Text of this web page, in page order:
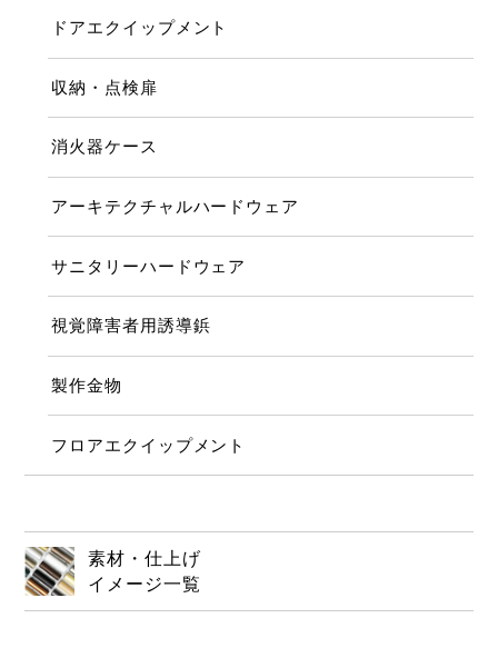
ドアエクイップメント
収納・点検扉
消火器ケース
アーキテクチャルハードウェア
サニタリーハードウェア
視覚障害者用誘導鋲
製作金物
フロアエクイップメント
素材・仕上げ
イメージ一覧